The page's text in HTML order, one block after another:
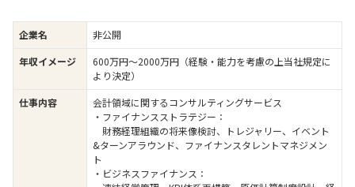
企業名
非公開
年収イメージ
600万円〜2000万円（経験・能力を考慮の上当社規定に
より決定）
仕事内容
会計領域に関するコンサルティングサービス
・ファイナンスストラテジー：
財務経理組織の将来像検討、トレジャリー、イベント
&ターンアラウンド、ファイナンスタレントマネジメン
ト
・ビジネスファイナンス：